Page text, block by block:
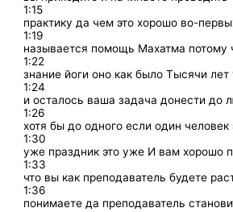
1:15
практику да чем это хорошо во-
1:19
называется помощь Махатма потому
1:22
знание йоги оно как было Тысячи лет
1:24
и осталось ваша задача донести до
1:26
хотя бы до одного если один человек
1:30
уже праздник это уже И вам хорошо
1:33
что вы как преподаватель будете
1:36
понимаете да преподаватель